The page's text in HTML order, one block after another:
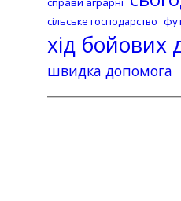
сільське господарство
хід бойових
швидка допомога